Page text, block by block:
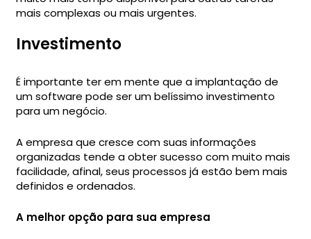
mais complexas ou mais urgentes.
Investimento
É importante ter em mente que a implantação de
um software pode ser um belíssimo investimento
para um negócio.
A empresa que cresce com suas informações
organizadas tende a obter sucesso com muito mais
facilidade, afinal, seus processos já estão bem mais
definidos e ordenados.
A melhor opção para sua empresa